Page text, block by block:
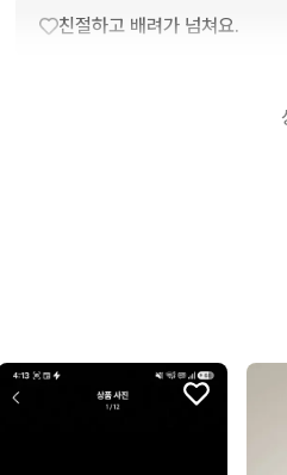
친절하고 배려가 넘쳐요.